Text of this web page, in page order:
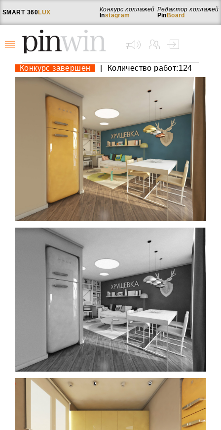
SMART 360LUX
Редактор коллажей
Pin Board
Конкурс коллажей
Instagram
Конкурс завершен Количество работ:124